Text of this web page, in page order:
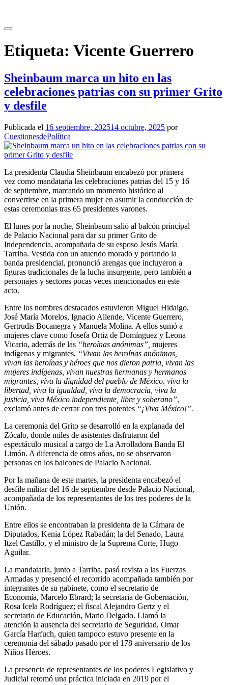
contenido
Etiqueta: Vicente Guerrero
Sheinbaum marca un hito en las
celebraciones patrias con su primer Grito
y desfile
Publicada el 16 septiembre, 202514 octubre, 2025 por
CuestionesdePolítica
La presidenta Claudia Sheinbaum encabezó por primera
vez como mandataria las celebraciones patrias del 15 y 16
de septiembre, marcando un momento histórico al
convertirse en la primera mujer en asumir la conducción de
estas ceremonias tras 65 presidentes varones.
El lunes por la noche, Sheinbaum salió al balcón principal
de Palacio Nacional para dar su primer Grito de
Independencia, acompañada de su esposo Jesús María
Tarriba. Vestida con un atuendo morado y portando la
banda presidencial, pronunció arengas que incluyeron a
figuras tradicionales de la lucha insurgente, pero también a
personajes y sectores pocas veces mencionados en este
acto.
Entre los nombres destacados estuvieron Miguel Hidalgo,
José María Morelos, Ignacio Allende, Vicente Guerrero,
Gertrudis Bocanegra y Manuela Molina. A ellos sumó a
mujeres clave como Josefa Ortiz de Domínguez y Leona
Vicario, además de las “heroínas anónimas”, mujeres
indígenas y migrantes. “Vivan las heroínas anónimas,
vivan las heroínas y héroes que nos dieron patria, vivan las
mujeres indígenas, vivan nuestras hermanas y hermanos
migrantes, viva la dignidad del pueblo de México, viva la
libertad, viva la igualdad, viva la democracia, viva la
justicia, viva México independiente, libre y soberano”,
exclamó antes de cerrar con tres potentes “¡Viva México!”.
La ceremonia del Grito se desarrolló en la explanada del
Zócalo, donde miles de asistentes disfrutaron del
espectáculo musical a cargo de La Arrolladora Banda El
Limón. A diferencia de otros años, no se observaron
personas en los balcones de Palacio Nacional.
Por la mañana de este martes, la presidenta encabezó el
desfile militar del 16 de septiembre desde Palacio Nacional,
acompañada de los representantes de los tres poderes de la
Unión.
Entre ellos se encontraban la presidenta de la Cámara de
Diputados, Kenia López Rabadán; la del Senado, Laura
Itzel Castillo, y el ministro de la Suprema Corte, Hugo
Aguilar.
La mandataria, junto a Tarriba, pasó revista a las Fuerzas
Armadas y presenció el recorrido acompañada también por
integrantes de su gabinete, como el secretario de
Economía, Marcelo Ebrard; la secretaria de Gobernación,
Rosa Icela Rodríguez; el fiscal Alejandro Gertz y el
secretario de Educación, Mario Delgado. Llamó la
atención la ausencia del secretario de Seguridad, Omar
García Harfuch, quien tampoco estuvo presente en la
ceremonia del sábado pasado por el 178 aniversario de los
Niños Héroes.
La presencia de representantes de los poderes Legislativo y
Judicial retomó una práctica iniciada en 2019 por el